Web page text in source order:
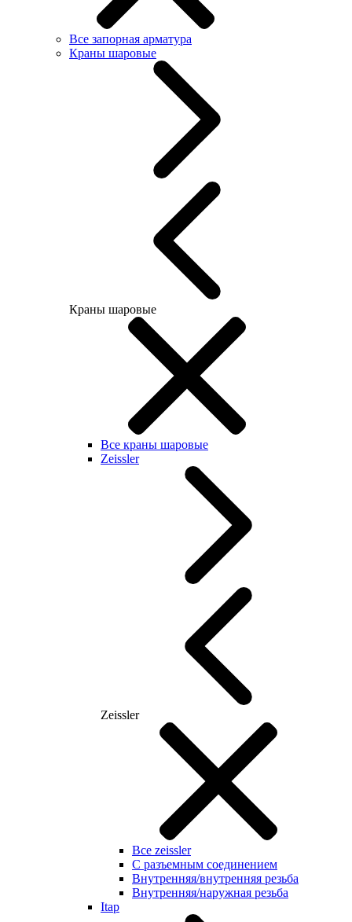
Все запорная арматура
Краны шаровые
Краны шаровые
Все краны шаровые
Zeissler
Zeissler
Все zeissler
С разъемным соединением
Внутренняя/внутренняя резьба
Внутренняя/наружная резьба
Itap